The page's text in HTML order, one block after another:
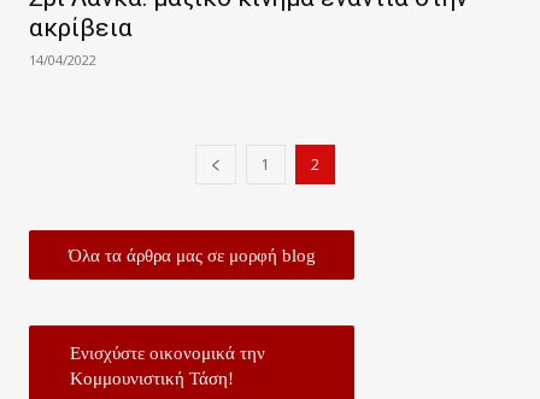
ακρίβεια
14/04/2022
1 2
Όλα τα άρθρα μας σε μορφή blog
Ενισχύστε οικονομικά την
Κομμουνιστική Τάση!